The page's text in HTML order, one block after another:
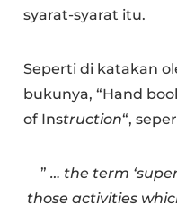
syarat-syarat itu.
Seperti di katakan
bukunya, “Hand­
of Instruction“,
” … the term
those activities